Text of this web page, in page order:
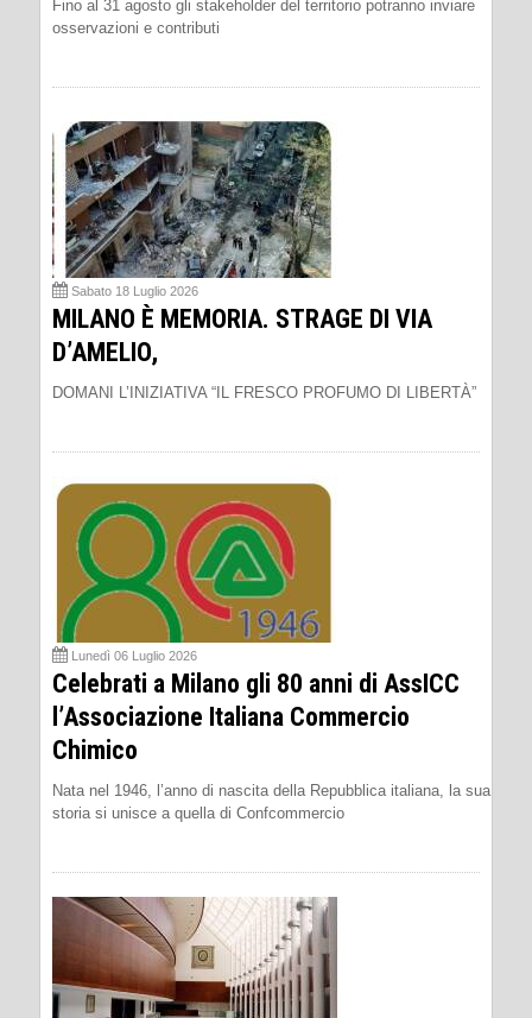
Fino al 31 agosto gli stakeholder del territorio potranno inviare
osservazioni e contributi
Sabato 18 Luglio 2026
MILANO È MEMORIA. STRAGE DI VIA
D’AMELIO,
DOMANI L’INIZIATIVA “IL FRESCO PROFUMO DI LIBERTÀ”
Lunedì 06 Luglio 2026
Celebrati a Milano gli 80 anni di AssICC
l’Associazione Italiana Commercio
Chimico
Nata nel 1946, l’anno di nascita della Repubblica italiana, la sua
storia si unisce a quella di Confcommercio